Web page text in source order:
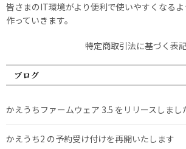
皆さまのIT環境がより便利で使いやすくなる
作っていきます。
特定商取引法に基づく表
ブログ
かえうちファームウェア 3.5 をリリースしまし
かえうち2 の予約受け付けを再開いたします